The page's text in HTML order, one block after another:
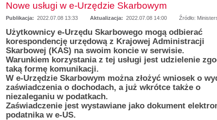
Nowe usługi w e-Urzędzie Skarbowym
Publikacja: 2022.07.08 13:33 Aktualizacja: 2022.07.08 14:00 Źródło:
Użytkownicy e-Urzędu Skarbowego mogą odbierać
korespondencję urzędową z Krajowej Administracji
Skarbowej (KAS) na swoim koncie w serwisie.
Warunkiem korzystania z tej usługi jest udzielenie
taką formę komunikacji.
W e-Urzędzie Skarbowym można złożyć wniosek o
zaświadczenia o dochodach, a już wkrótce także o
niezaleganiu w podatkach.
Zaświadczenie jest wystawiane jako dokument
podatnika w e-US.